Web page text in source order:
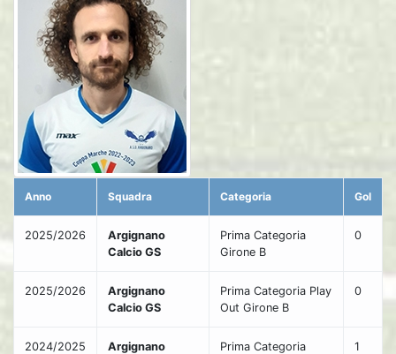
Anno Squadra Categoria Gol
2025/2026
Argignano
Calcio GS
Prima Categoria
Girone B
0
2025/2026
Argignano
Calcio GS
Prima Categoria Play
Out Girone B
0
2024/2025
Argignano
Prima Categoria
1